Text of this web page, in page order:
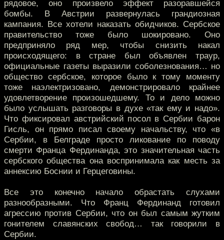
рядовое, оно произвело эффект разоравшейся
бомбы. В Австрии развернулась грандиозная
кампания. Все хотели наказать обидчиков. Сербское
правительство тоже было шокировано. Оно
предприняло ряд мер, чтобы снизить накал
происходящего: в стране был объявлен траур,
официальные газеты выразили соболезнования… но
общество сербское, которое было к тому моменту
тоже наэлектризовано, демонстрировало крайнее
удовлетворение произошедшему. То и дело можно
было услышать разговоры в духе «так ему и надо».
Что фиксировал австрийский посол в Сербии барон
Гисль, он прямо писал своему начальству, что «в
Сербии, в Белграде просто ликование по поводу
смерти Франца Фердинанда, это значительная часть
сербского общества она воспринимала как месть за
аннексию Боснии и Герцеговины.
Все это конечно начало обрастать слухами
разнообразными. Что Франц Фердинанд готовил
агрессию против Сербии, что он был самым жутким
гонителем славянских свобод… так говорили в
Сербии.